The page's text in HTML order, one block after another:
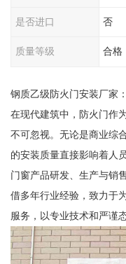
是否进口 否
质量等级 合格
钢质乙级防火门安装厂家
在现代建筑中，防火门作
不可忽视。无论是商业综
的安装质量直接影响着人
门窗产品研发、生产与销
借多年行业经验，致力于
服务，以专业技术和严谨